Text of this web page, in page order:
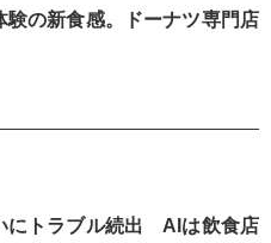
験の新食感。ドーナツ専門店
にトラブル続出 AIは飲食店